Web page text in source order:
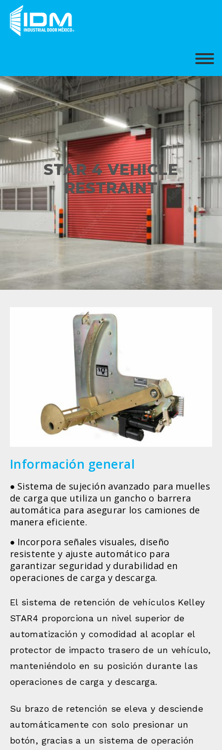
STAR 4 VEHICLE
RESTRAINT
Información general
Sistema de sujeción avanzado para muelles
de carga que utiliza un gancho o barrera
automática para asegurar los camiones de
manera eficiente.
Incorpora señales visuales, diseño
resistente y ajuste automático para
garantizar seguridad y durabilidad en
operaciones de carga y descarga.
El sistema de retención de vehículos Kelley
STAR4 proporciona un nivel superior de
automatización y comodidad al acoplar el
protector de impacto trasero de un vehículo,
manteniéndolo en su posición durante las
operaciones de carga y descarga.
Su brazo de retención se eleva y desciende
automáticamente con solo presionar un
botón, gracias a un sistema de operación